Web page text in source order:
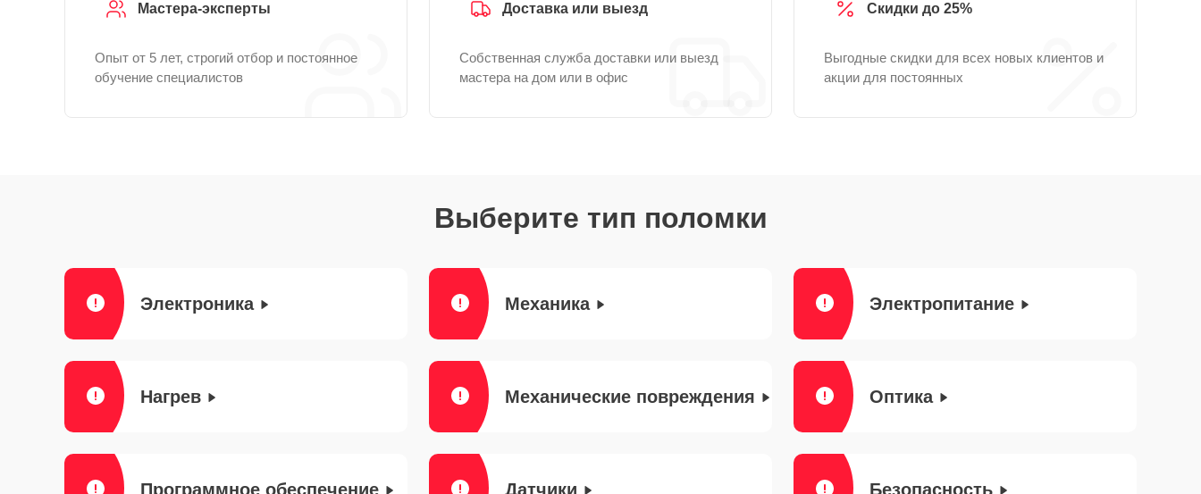
Мастера-эксперты
Опыт от 5 лет, строгий отбор и постоянное
обучение специалистов
Доставка или выезд
Собственная служба доставки или выезд
мастера на дом или в офис
Скидки до 25%
Выгодные скидки для всех новых клиентов и
акции для постоянных
Выберите тип поломки
Электроника Механика Электропитание
Нагрев Механические повреждения Оптика
Программное обеспечение Датчики Безопасность